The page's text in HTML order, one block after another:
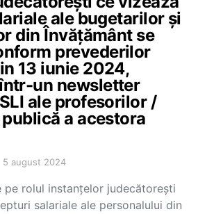
ale bugetarilor și
din Învățământ se
prevederilor
13 iunie 2024,
un newsletter
ale profesorilor /
a acestora
5 august 2024
rolul instanțelor judecătorești
salariale ale personalului din